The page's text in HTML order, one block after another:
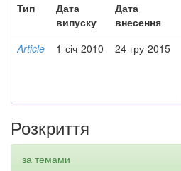
Тип
Дата
випуску
Дата
внесення
Article 1-січ-2010 24-гру-2015
Розкриття
за темами